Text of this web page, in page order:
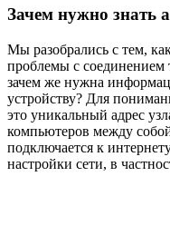
Зачем нужно знать
Мы разобрались с тем,
проблемы с соединением
зачем же нужна
устройству? Для
это уникальный адрес
компьютеров между
подключается к
настройки сети, в